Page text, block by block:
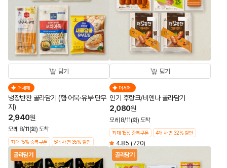
담기
더세페
냉장반찬 골라담기 (햄·어묵·유부·단무
지)
2,940원
모레 8/11(화) 도착
최대 15% 중복쿠폰 5개 사면 35% 할인
담기
더세페
인기 후랑크/비엔나 골라담기
2,080원
모레 8/11(화) 도착
최대 15% 중복쿠폰 4개 사면 32% 할인
4.85 (720)
골라담기
골라담기